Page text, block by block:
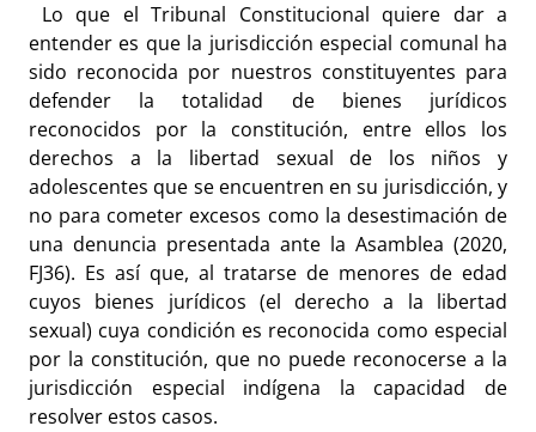
Lo que el Tribunal Constitucional quiere dar a
entender es que la jurisdicción especial comunal ha
sido reconocida por nuestros constituyentes para
defender la totalidad de bienes jurídicos
reconocidos por la constitución, entre ellos los
derechos a la libertad sexual de los niños y
adolescentes que se encuentren en su jurisdicción, y
no para cometer excesos como la desestimación de
una denuncia presentada ante la Asamblea (2020,
FJ36). Es así que, al tratarse de menores de edad
cuyos bienes jurídicos (el derecho a la libertad
sexual) cuya condición es reconocida como especial
por la constitución, que no puede reconocerse a la
jurisdicción especial indígena la capacidad de
resolver estos casos.